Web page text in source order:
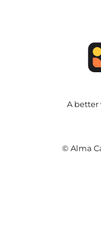
A better
© Alma